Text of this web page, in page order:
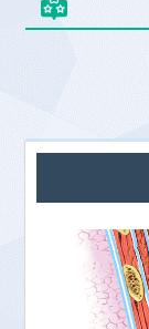
Sidebar
chính